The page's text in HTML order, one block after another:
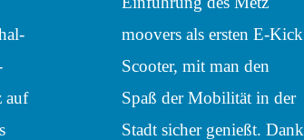
auf
moovers als ersten E‑Kick
Scoo­ter, mit man den
Spaß der Mobi­li­tät in der
Stadt sicher genießt. Dank